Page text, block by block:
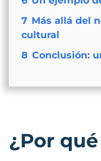
7 Más allá del
cultural
8 Conclusión:
¿Por